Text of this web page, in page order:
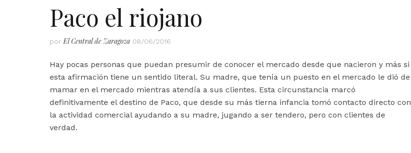
Paco el riojano
por El Central de Zaragoza 08/06/2016
Hay pocas personas que puedan presumir de conocer el mercado desde que nacieron y más si
esta afirmación tiene un sentido literal. Su madre, que tenía un puesto en el mercado le dió de
mamar en el mercado mientras atendía a sus clientes. Esta circunstancia marcó
definitivamente el destino de Paco, que desde su más tierna infancia tomó contacto directo con
la actividad comercial ayudando a su madre, jugando a ser tendero, pero con clientes de
verdad.